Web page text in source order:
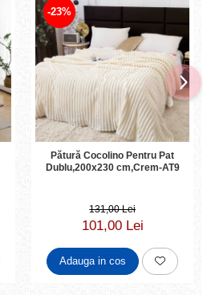
-23%
Pătură Cocolino Pentru Pat
Dublu,200x230 cm,Crem-AT9
131,00 Lei
101,00 Lei
Adauga in cos